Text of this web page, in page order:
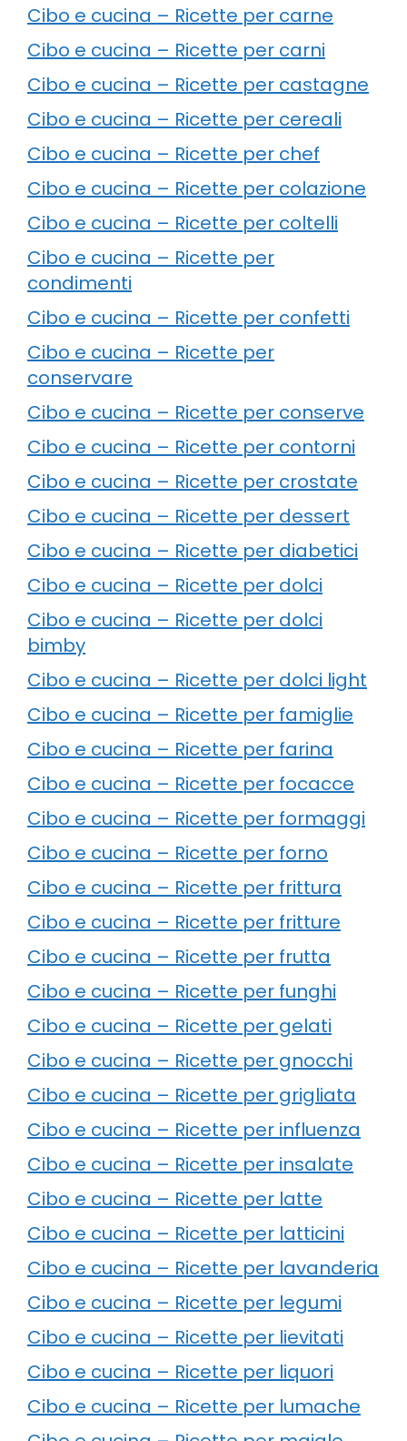
Cibo e cucina – Ricette per carne
Cibo e cucina – Ricette per carni
Cibo e cucina – Ricette per castagne
Cibo e cucina – Ricette per cereali
Cibo e cucina – Ricette per chef
Cibo e cucina – Ricette per colazione
Cibo e cucina – Ricette per coltelli
Cibo e cucina – Ricette per
condimenti
Cibo e cucina – Ricette per confetti
Cibo e cucina – Ricette per
conservare
Cibo e cucina – Ricette per conserve
Cibo e cucina – Ricette per contorni
Cibo e cucina – Ricette per crostate
Cibo e cucina – Ricette per dessert
Cibo e cucina – Ricette per diabetici
Cibo e cucina – Ricette per dolci
Cibo e cucina – Ricette per dolci
bimby
Cibo e cucina – Ricette per dolci light
Cibo e cucina – Ricette per famiglie
Cibo e cucina – Ricette per farina
Cibo e cucina – Ricette per focacce
Cibo e cucina – Ricette per formaggi
Cibo e cucina – Ricette per forno
Cibo e cucina – Ricette per frittura
Cibo e cucina – Ricette per fritture
Cibo e cucina – Ricette per frutta
Cibo e cucina – Ricette per funghi
Cibo e cucina – Ricette per gelati
Cibo e cucina – Ricette per gnocchi
Cibo e cucina – Ricette per grigliata
Cibo e cucina – Ricette per influenza
Cibo e cucina – Ricette per insalate
Cibo e cucina – Ricette per latte
Cibo e cucina – Ricette per latticini
Cibo e cucina – Ricette per lavanderia
Cibo e cucina – Ricette per legumi
Cibo e cucina – Ricette per lievitati
Cibo e cucina – Ricette per liquori
Cibo e cucina – Ricette per lumache